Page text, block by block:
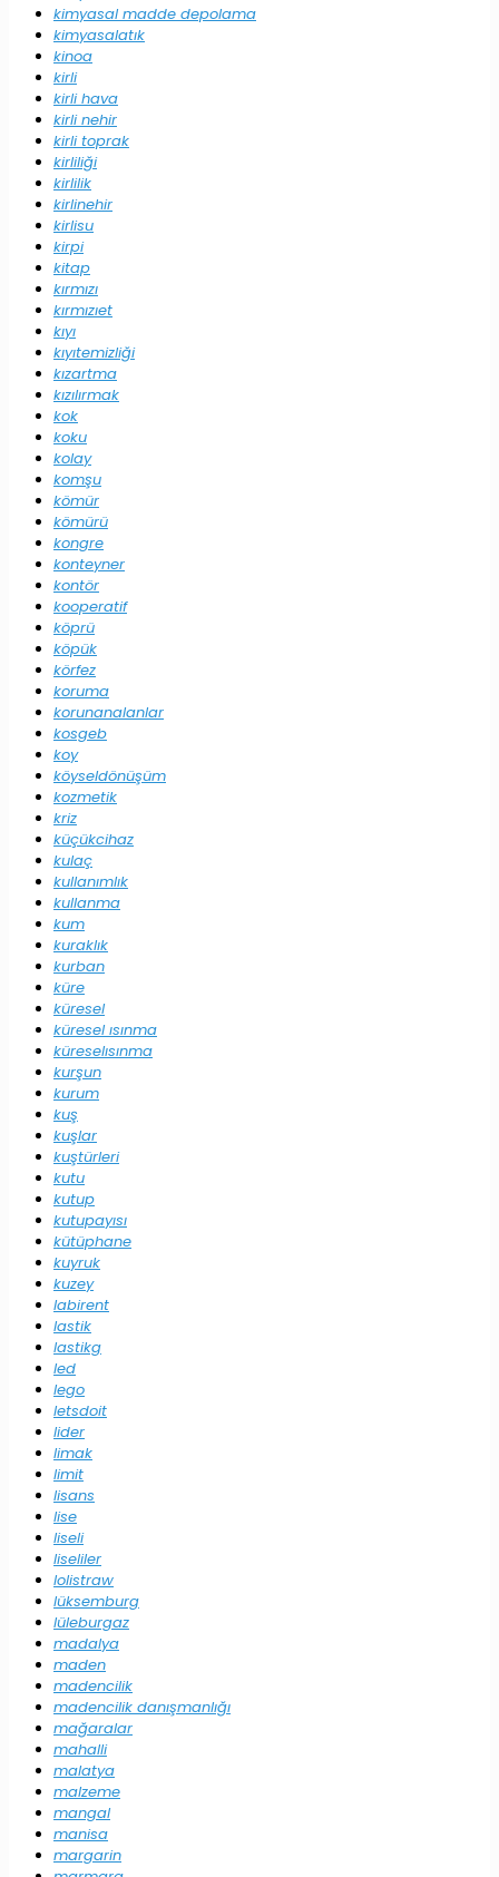
kimyasal madde depolama
kimyasalatık
kinoa
kirli
kirli hava
kirli nehir
kirli toprak
kirliliği
kirlilik
kirlinehir
kirlisu
kirpi
kitap
kırmızı
kırmızıet
kıyı
kıyıtemizliği
kızartma
kızılırmak
kok
koku
kolay
komşu
kömür
kömürü
kongre
konteyner
kontör
kooperatif
köprü
köpük
körfez
koruma
korunanalanlar
kosgeb
koy
köyseldönüşüm
kozmetik
kriz
küçükcihaz
kulaç
kullanımlık
kullanma
kum
kuraklık
kurban
küre
küresel
küresel ısınma
küreselısınma
kurşun
kurum
kuş
kuşlar
kuştürleri
kutu
kutup
kutupayısı
kütüphane
kuyruk
kuzey
labirent
lastik
lastikg
led
lego
letsdoit
lider
limak
limit
lisans
lise
liseli
liseliler
lolistraw
lüksemburg
lüleburgaz
madalya
maden
madencilik
madencilik danışmanlığı
mağaralar
mahalli
malatya
malzeme
mangal
manisa
margarin